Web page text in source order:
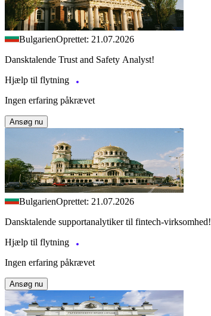
BulgarienOprettet: 21.07.2026
Dansktalende Trust and Safety Analyst!
Hjælp til flytning
Ingen erfaring påkrævet
Ansøg nu
BulgarienOprettet: 21.07.2026
Dansktalende supportanalytiker til fintech-virksomhed!
Hjælp til flytning
Ingen erfaring påkrævet
Ansøg nu